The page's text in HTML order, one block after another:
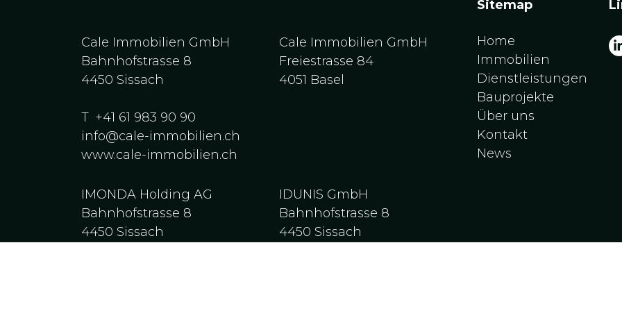
Cale Immobilien GmbH
Bahnhofstrasse 8
4450 Sissach
T +41 61 983 90 90
info@cale-immobilien.ch
www.cale-immobilien.ch
Cale Immobilien GmbH
Freiestrasse 84
4051 Basel
IMONDA Holding AG
Bahnhofstrasse 8
4450 Sissach
IDUNIS GmbH
Bahnhofstrasse 8
4450 Sissach
Sitemap
Home
Immobilien
Dienstleistungen
Bauprojekte
Über uns
Kontakt
News